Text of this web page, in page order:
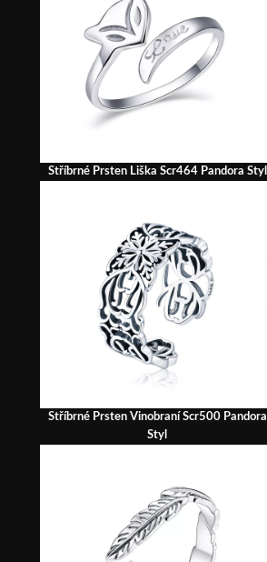
Stříbrné Prsten Liška Scr464 Pandora Styl
Stříbrné Prsten Vinobraní Scr500 Pandora
Styl